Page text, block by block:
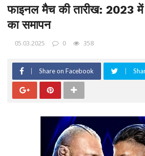
फाइनल मैच की तारीख: 2023 में
का समापन
05.03.2025 0 358
Share on Facebook